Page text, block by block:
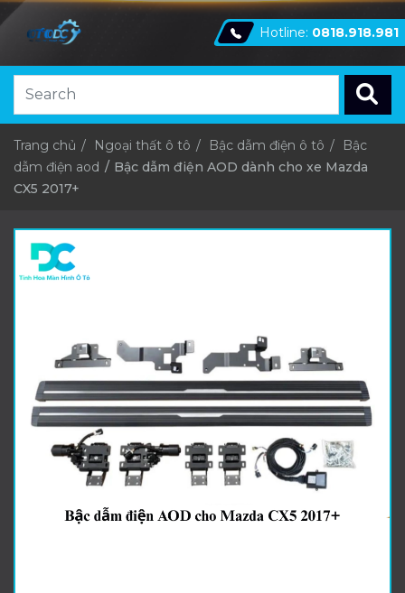
Hotline: 0818.918.981
Trang chủ Ngoại thất ô tô Bậc dẫm điện ô tô
Bậc
dẫm điện aod
Bậc dẫm điện AOD dành cho xe Mazda
CX5 2017+